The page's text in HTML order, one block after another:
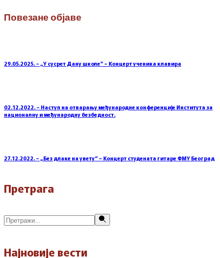
Повезане објаве
29.05.2025. – „У сусрет Дану школе“ – Концерт ученика клавира
02.12.2022. – Наступ на отварању међународне конференције Института за
националну и међународну безбедност.
27.12.2022. – „Без длаке на увету“ – Концерт студената гитаре ФМУ Београд
Претрага
Претражи
Најновије вести